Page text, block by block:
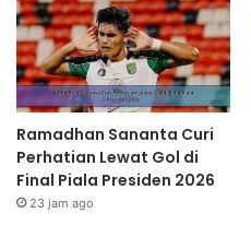
Ramadhan Sananta Curi
Perhatian Lewat Gol di
Final Piala Presiden 2026
23 jam ago